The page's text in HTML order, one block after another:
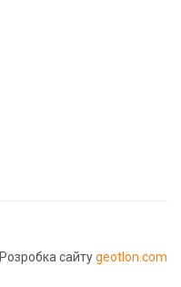
Розробка сайтуgeotlon.com